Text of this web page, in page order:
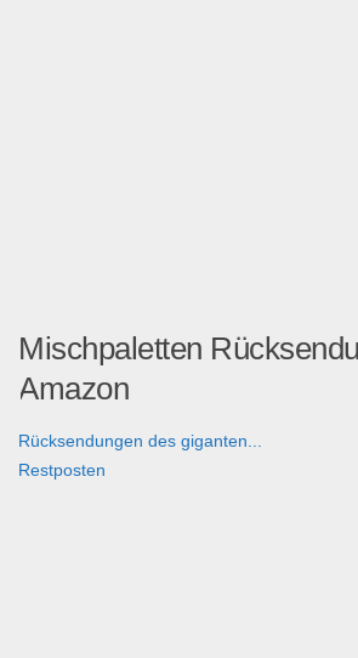
Mischpaletten
Amazon
Rücksendungen des giganten...
Restposten